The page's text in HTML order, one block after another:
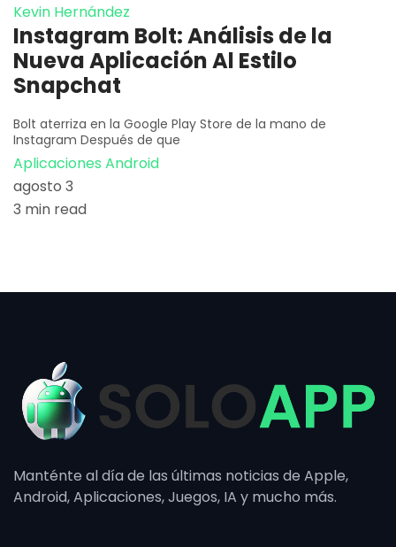
Kevin Hernández
Instagram Bolt: Análisis de la
Nueva Aplicación Al Estilo
Snapchat
Bolt aterriza en la Google Play Store de la mano de
Instagram Después de que
Aplicaciones Android
agosto 3
3 min read
Manténte al día de las últimas noticias de Apple,
Android, Aplicaciones, Juegos, IA y mucho más.